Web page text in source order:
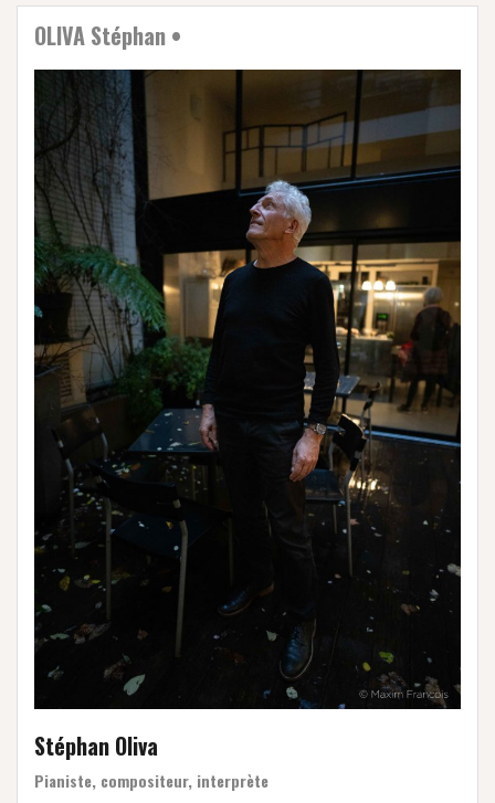
OLIVA Stéphan •
Stéphan Oliva
Pianiste, compositeur, interprète